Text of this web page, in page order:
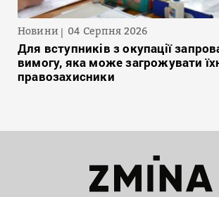
Новини 04 Серпня 2026
Для вступників з окупації
вимогу, яка може загрожувати
правозахисники